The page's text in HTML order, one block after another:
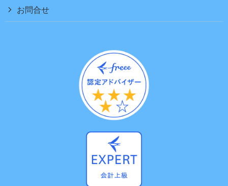
お問合せ